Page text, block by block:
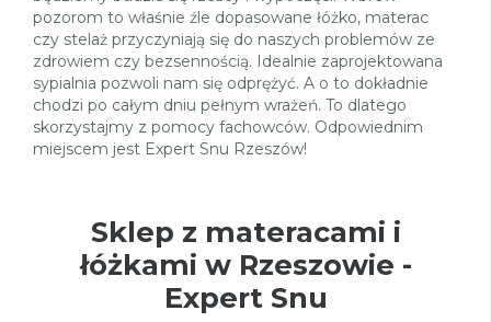
pozorom to właśnie źle dopasowane łóżko, materac
czy stelaż przyczyniają się do naszych problemów ze
zdrowiem czy bezsennością. Idealnie zaprojektowana
sypialnia pozwoli nam się odprężyć. A o to dokładnie
chodzi po całym dniu pełnym wrażeń. To dlatego
skorzystajmy z pomocy fachowców. Odpowiednim
miejscem jest Expert Snu Rzeszów!
Sklep z materacami i
łóżkami w Rzeszowie -
Expert Snu